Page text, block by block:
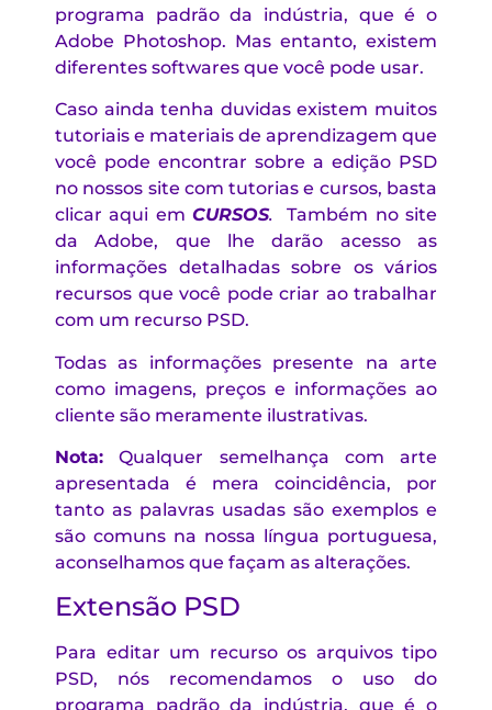
programa padrão da indústria, que é o
Adobe Photoshop. Mas entanto, existem
diferentes softwares que você pode usar.
Caso ainda tenha duvidas existem muitos
tutoriais e materiais de aprendizagem que
você pode encontrar sobre a edição PSD
no nossos site com tutorias e cursos, basta
clicar aqui em CURSOS. Também no site
da Adobe, que lhe darão acesso as
informações detalhadas sobre os vários
recursos que você pode criar ao trabalhar
com um recurso PSD.
Todas as informações presente na arte
como imagens, preços e informações ao
cliente são meramente ilustrativas.
Nota: Qualquer semelhança com arte
apresentada é mera coincidência, por
tanto as palavras usadas são exemplos e
são comuns na nossa língua portuguesa,
aconselhamos que façam as alterações.
Extensão PSD
Para editar um recurso os arquivos tipo
PSD, nós recomendamos o uso do
programa padrão da indústria, que é o